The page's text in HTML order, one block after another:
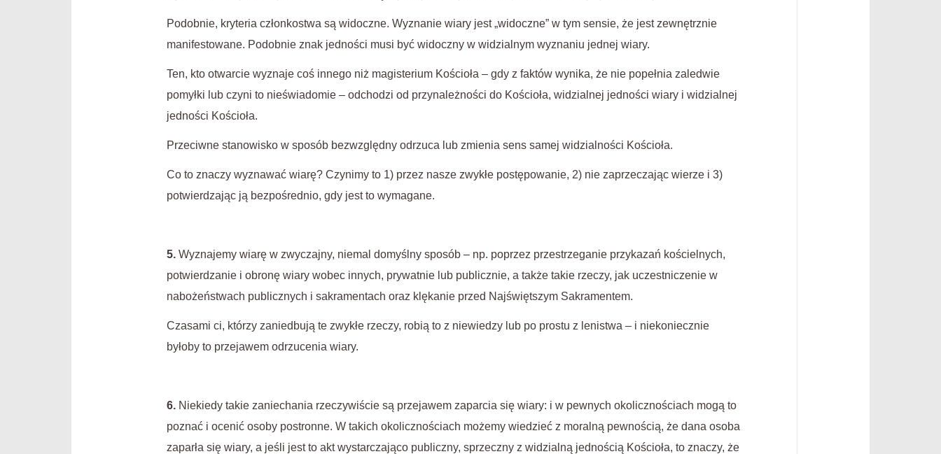
Podobnie, kryteria członkostwa są widoczne. Wyznanie wiary jest „widoczne” w tym sensie, że jest zewnętrznie
manifestowane. Podobnie znak jedności musi być widoczny w widzialnym wyznaniu jednej wiary.
Ten, kto otwarcie wyznaje coś innego niż magisterium Kościoła – gdy z faktów wynika, że nie popełnia zaledwie
pomyłki lub czyni to nieświadomie – odchodzi od przynależności do Kościoła, widzialnej jedności wiary i widzialnej
jedności Kościoła.
Przeciwne stanowisko w sposób bezwzględny odrzuca lub zmienia sens samej widzialności Kościoła.
Co to znaczy wyznawać wiarę? Czynimy to 1) przez nasze zwykłe postępowanie, 2) nie zaprzeczając wierze i 3)
potwierdzając ją bezpośrednio, gdy jest to wymagane.
5. Wyznajemy wiarę w zwyczajny, niemal domyślny sposób – np. poprzez przestrzeganie przykazań kościelnych,
potwierdzanie i obronę wiary wobec innych, prywatnie lub publicznie, a także takie rzeczy, jak uczestniczenie w
nabożeństwach publicznych i sakramentach oraz klękanie przed Najświętszym Sakramentem.
Czasami ci, którzy zaniedbują te zwykłe rzeczy, robią to z niewiedzy lub po prostu z lenistwa – i niekoniecznie
byłoby to przejawem odrzucenia wiary.
6. Niekiedy takie zaniechania rzeczywiście są przejawem zaparcia się wiary: i w pewnych okolicznościach mogą to
poznać i ocenić osoby postronne. W takich okolicznościach możemy wiedzieć z moralną pewnością, że dana osoba
zaparła się wiary, a jeśli jest to akt wystarczająco publiczny, sprzeczny z widzialną jednością Kościoła, to znaczy, że